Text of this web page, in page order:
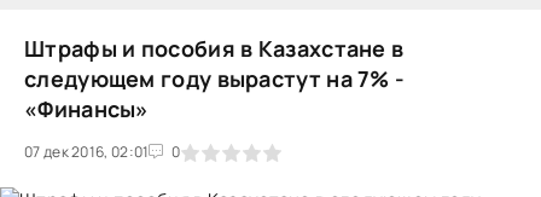
Штрафы и пособия в Казахстане в
следующем году вырастут на 7% -
«Финансы»
07 дек 2016, 02:01 0
1 2 3 4 5